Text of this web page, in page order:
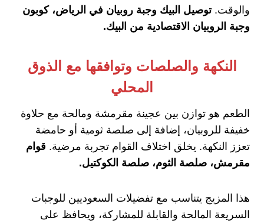
والوقت.توصيل البيك وجبة روبيان في الرياض، كوبون
وجبة الروبيان الاقتصادية من البيك.
النكهة والصلصات وتوافقها مع الذوق
المحلي
الطعم هو توازن بين عجينة مقرمشة ومالحة مع حلاوة
خفيفة للروبيان، إضافة إلى صلصة ثومية أو حامضة
تعزز النكهة. يخلق اختلاف القوام تجربة مرضية. قوام
مقرمش، صلصة الثوم، صلصة الكوكتيل.
هذا المزيج يتناسب مع تفضيلات السعوديين للوجبات
السريعة المالحة والقابلة للمشاركة، ويحافظ على